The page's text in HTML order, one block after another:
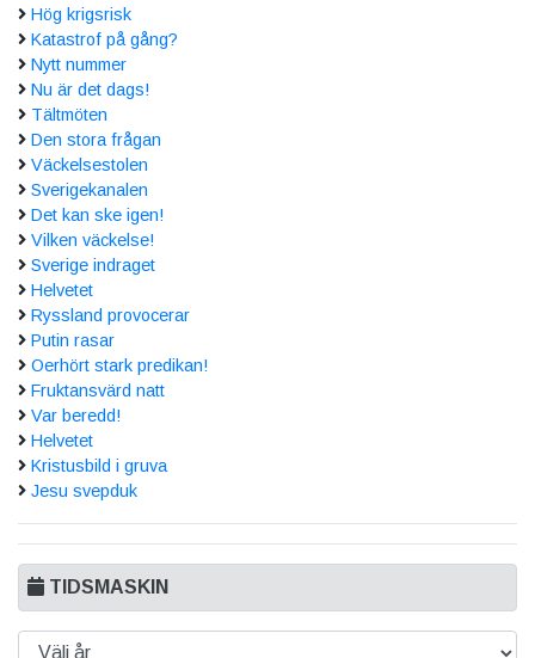
Hög krigsrisk
Katastrof på gång?
Nytt nummer
Nu är det dags!
Tältmöten
Den stora frågan
Väckelsestolen
Sverigekanalen
Det kan ske igen!
Vilken väckelse!
Sverige indraget
Helvetet
Ryssland provocerar
Putin rasar
Oerhört stark predikan!
Fruktansvärd natt
Var beredd!
Helvetet
Kristusbild i gruva
Jesu svepduk
TIDSMASKIN